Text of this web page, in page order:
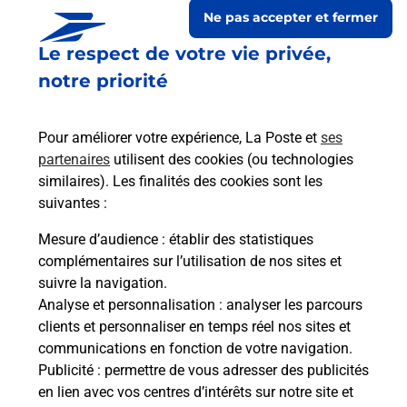
Le respect de votre vie privée,
notre priorité
Pour améliorer votre expérience, La Poste et ses
partenaires utilisent des cookies (ou technologies
similaires). Les finalités des cookies sont les
suivantes :
Mesure d’audience : établir des statistiques
complémentaires sur l’utilisation de nos sites et
suivre la navigation.
Analyse et personnalisation : analyser les parcours
clients et personnaliser en temps réel nos sites et
communications en fonction de votre navigation.
Publicité : permettre de vous adresser des publicités
en lien avec vos centres d’intérêts sur notre site et
Ne pas accepter et fermer
Prochaine collecte du courrierlundià 09h00
Route D Ervauville
45320 Foucherolles
Itinéraire
Le lien s'ouvre dans un nouvel onglet